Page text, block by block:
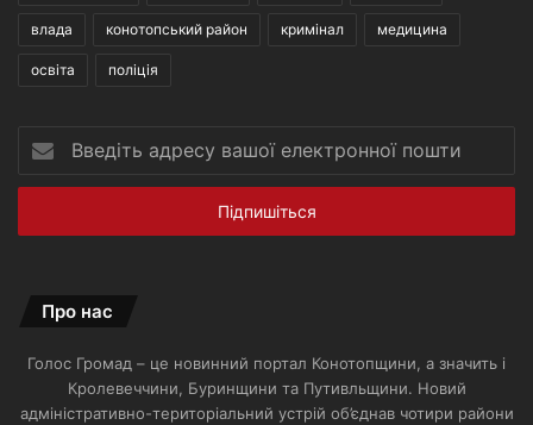
влада конотопський район кримінал медицина
освіта поліція
адресу
вашої
пошти
Про нас
Голос Громад – це новинний портал Конотопщини, а значить і
Кролевеччини, Буринщини та Путивльщини. Новий
адміністративно-територіальний устрій об’єднав чотири райони